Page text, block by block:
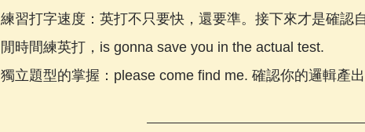
練習打字速度：英打不只要快，還要準。接下來才是確認
閒時間練英打，is gonna save you in the actual test.
獨立題型的掌握：please come find me. 確認你的邏輯產